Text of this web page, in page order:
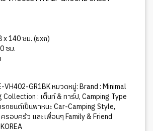
x 140 ซม. (ยxก)
ซม.
VH402-GR1BKหมวดหมู่:Brand : Minimal
Collection : เต็นท์ & ทาร์ป,Camping Type
ถยนต์เป็นพาหนะ Car-Camping Style,
รอบคร้ว และเพื่อนๆ Family & Friend